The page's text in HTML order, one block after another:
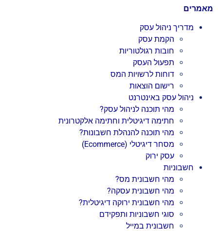
מאמרים
מדריך ניהול עסק
הקמת עסק
חובות רגולטוריות
תפעול העסק
דוחות לרשויות המס
רישום הוצאות
ניהול עסק באינטרנט
מהי תוכנה לניהול עסק?
חתימה דיגיטלית וחתימה אלקטרונית
מהי תוכנה להנהלת חשבונות?
מסחר דיגיטלי (Ecommerce)
עסק ירוק
חשבוניות
מהי חשבונית מס?
מהי חשבונית עסקה?
מהי חשבונית ירוקה דיגיטלית?
סוגי חשבוניות ותפקידם
חשבונית במייל